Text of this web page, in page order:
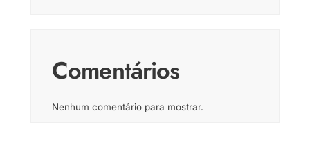
Comentários
Nenhum comentário para mostrar.